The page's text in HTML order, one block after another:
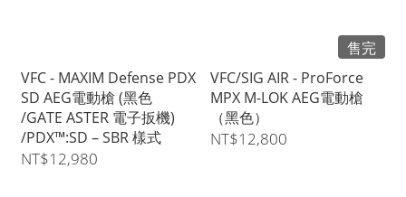
VFC - MAXIM Defense PDX
SD AEG電動槍 (黑色
/GATE ASTER 電子扳機)
/PDX™:SD – SBR 樣式
NT$12,980
售完
VFC/SIG AIR - ProForce
MPX M-LOK AEG電動槍
（黑色）
NT$12,800